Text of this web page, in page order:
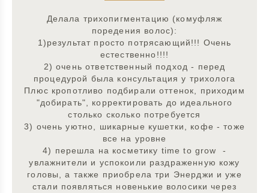
Делала трихопигментацию (комуфляж
поредения волос):
1)результат просто потрясающий!!! Очень
естественно!!!!
2) очень ответственный подход - перед
процедурой была консультация у трихолога
Плюс кропотливо подбирали оттенок, приходим
"добирать", корректировать до идеального
столько сколько потребуется
3) очень уютно, шикарные кушетки, кофе - тоже
все на уровне
4) перешла на косметику time to grow -
увлажнители и успокоили раздраженную кожу
головы, а также приобрела три Энерджи и уже
стали появляться новенькие волосики через